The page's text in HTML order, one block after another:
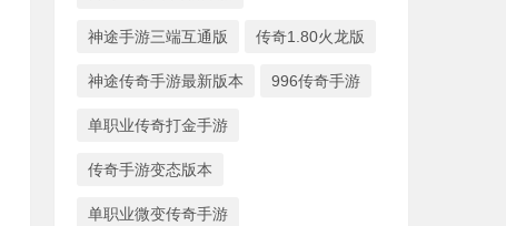
神途手游三端互通版 传奇1.80火龙版
神途传奇手游最新版本 996传奇手游
单职业传奇打金手游
传奇手游变态版本
单职业微变传奇手游